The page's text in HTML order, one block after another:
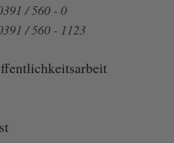
/ 560 - 0
/ 560 - 1123